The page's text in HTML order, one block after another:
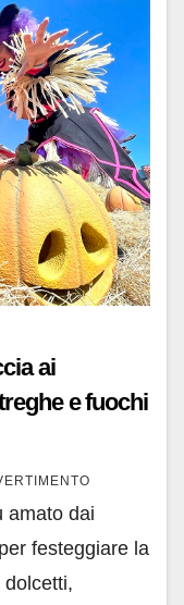
ai
e fuochi
amato dai
festeggiare la